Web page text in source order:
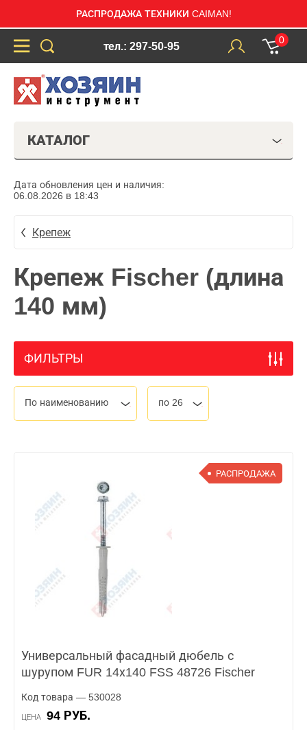
РАСПРОДАЖА ТЕХНИКИ CAIMAN!
тел.: 297-50-95
0
КАТАЛОГ
Дата обновления цен и наличия:
06.08.2026 в 18:43
Крепеж
Крепеж Fischer (длина
140 мм)
ФИЛЬТРЫ
По наименованию по 26
РАСПРОДАЖА
Универсальный фасадный дюбель с
шурупом FUR 14х140 FSS 48726 Fischer
Код товара — 530028
ЦЕНА 94 РУБ.